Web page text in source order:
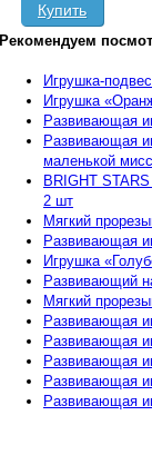
Купить
Рекомендуем
Игрушка-
Игрушка
Развивающая
Развивающая
маленькой
BRIGHT
2 шт
Мягкий
Развивающая
Игрушка
Развивающий
Мягкий
Развивающая
Развивающая
Развивающая
Развивающая
Развивающая